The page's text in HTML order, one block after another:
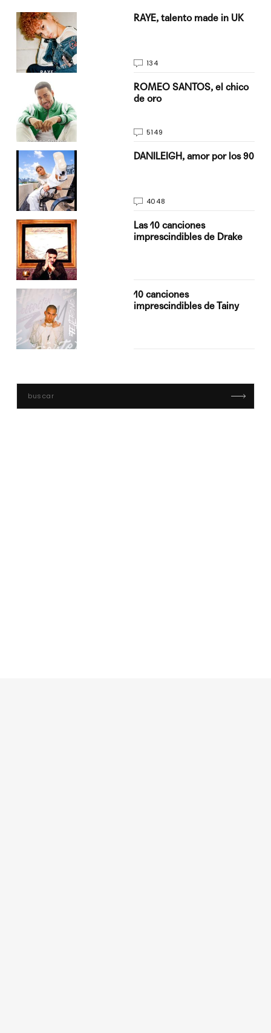
RAYE, talento made in UK
134
ROMEO SANTOS, el chico
de oro
5149
DANILEIGH, amor por los 90
4048
Las 10 canciones
imprescindibles de Drake
10 canciones
imprescindibles de Tainy